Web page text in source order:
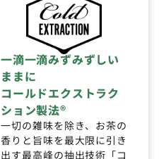
一滴一滴みずみずしい
ままに
コールドエクストラク
ション製法®
一切の雑味を除き、お茶の
香りと旨味を最大限に引き
出す最高峰の抽出技術「コ